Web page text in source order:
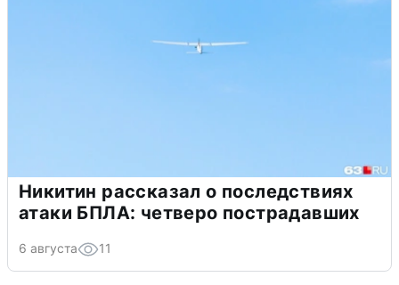
Никитин рассказал о последствиях
атаки БПЛА: четверо пострадавших
6 августа 11